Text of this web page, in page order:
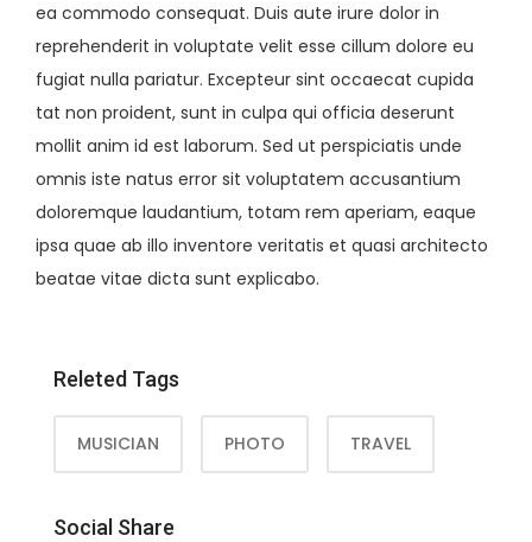
ea commodo consequat. Duis aute irure dolor in
reprehenderit in voluptate velit esse cillum dolore eu
fugiat nulla pariatur. Excepteur sint occaecat cupida
tat non proident, sunt in culpa qui officia deserunt
mollit anim id est laborum. Sed ut perspiciatis unde
omnis iste natus error sit voluptatem accusantium
doloremque laudantium, totam rem aperiam, eaque
ipsa quae ab illo inventore veritatis et quasi architecto
beatae vitae dicta sunt explicabo.
Releted Tags
MUSICIAN PHOTO TRAVEL
Social Share